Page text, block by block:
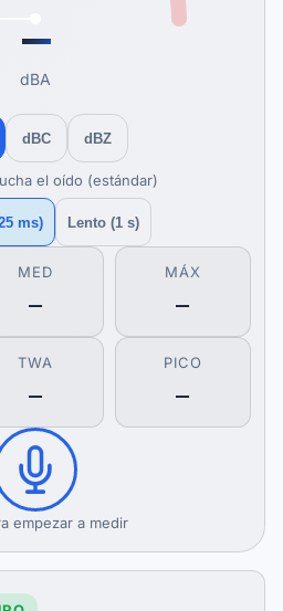
—
dBA
dBC dBZ
el oído (estándar)
ms) Lento (1 s)
MED
—
MÁX
—
TWA
—
PICO
—
empezar a medir